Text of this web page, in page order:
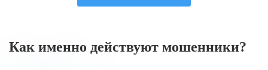
Как именно действуют мошенники?